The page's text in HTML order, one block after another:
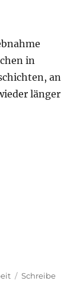
in
an
länger
Schreibe